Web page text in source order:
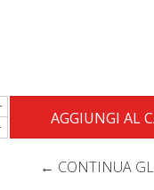
← CONTINUA